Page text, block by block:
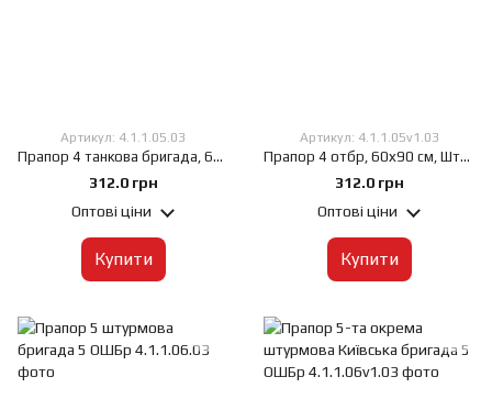
Артикул: 4.1.1.05.03
Прапор 4 танкова бригада, 60х90 см, Штучний шовк 50 г/м², Сублімаційний друк, односторонній, Кишеня під древко зліва
312.0 грн
Оптові ціни
Купити
Артикул: 4.1.1.05v1.03
Прапор 4 отбр, 60х90 см, Штучний шовк 50 г/м², Сублімаційний друк, односторонній, Кишеня під древко зліва
312.0 грн
Оптові ціни
Купити